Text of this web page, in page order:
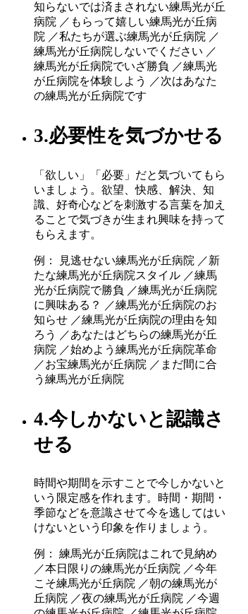
知らないでは済まされない練馬光が丘
病院 ／もらって嬉しい練馬光が丘病
院 ／私たちが選ぶ練馬光が丘病院 ／
練馬光が丘病院しないでください ／
練馬光が丘病院でいざ勝負 ／練馬光
が丘病院を体験しよう ／次はあなた
の練馬光が丘病院です
3.必要性を気づかせる
「欲しい」「必要」だと気づいてもら
いましょう。欲望、快感、解決、知
識、好奇心などを刺激する言葉を加え
ることで気づきが生まれ興味を持って
もらえます。
例： 見逃せない練馬光が丘病院 ／新
たな練馬光が丘病院スタイル ／練馬
光が丘病院で勝負 ／練馬光が丘病院
に興味ある？ ／練馬光が丘病院のお
知らせ ／練馬光が丘病院の理由を知
ろう ／あなたはどちらの練馬光が丘
病院 ／始めよう練馬光が丘病院革命
／お宝練馬光が丘病院 ／まだ間に合
う練馬光が丘病院
4.今しかないと認識さ
せる
時間や期間を示すことで今しかないと
いう限定感を作れます。時間・期間・
季節などを意識させて今を逃してはい
けないという印象を作りましょう。
例： 練馬光が丘病院はこれで見納め
／本日限りの練馬光が丘病院 ／今年
こそ練馬光が丘病院 ／朝の練馬光が
丘病院 ／夜の練馬光が丘病院 ／今週